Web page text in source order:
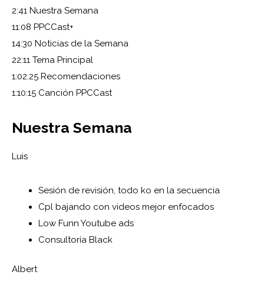
2:41 Nuestra Semana
11:08 PPCCast+
14:30 Noticias de la Semana
22:11 Tema Principal
1:02:25 Recomendaciones
1:10:15 Canción PPCCast
Nuestra Semana
Luis
Sesión de revisión, todo ko en la secuencia
Cpl bajando con videos mejor enfocados
Low Funn Youtube ads
Consultoría Black
Albert